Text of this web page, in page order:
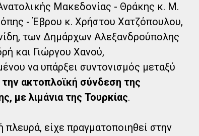
Μακεδονίας - Θράκης κ. Μ.
- Έβρου κ. Χρήστου Χατζόπουλου,
των Δημάρχων Αλεξανδρούπολης
και Γιώργου Χανού,
να υπάρξει συντονισμός μεταξύ
την ακτοπλοϊκή σύνδεση της
με λιμάνια της Τουρκίας.
πλευρά, είχε πραγματοποιηθεί στην